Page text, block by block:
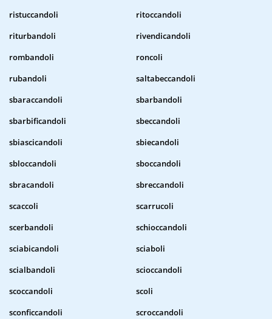
ristuccandoli
ritoccandoli
riturbandoli
rivendicandoli
rombandoli
roncoli
rubandoli
saltabeccandoli
sbaraccandoli
sbarbandoli
sbarbificandoli
sbeccandoli
sbiascicandoli
sbiecandoli
sbloccandoli
sboccandoli
sbracandoli
sbreccandoli
scaccoli
scarrucoli
scerbandoli
schioccandoli
sciabicandoli
sciaboli
scialbandoli
scioccandoli
scoccandoli
scoli
sconficcandoli
scroccandoli